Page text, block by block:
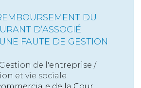
DU
D’ASSOCIÉ
FAUTE DE GESTION
Gestion de l'entreprise /
et vie sociale